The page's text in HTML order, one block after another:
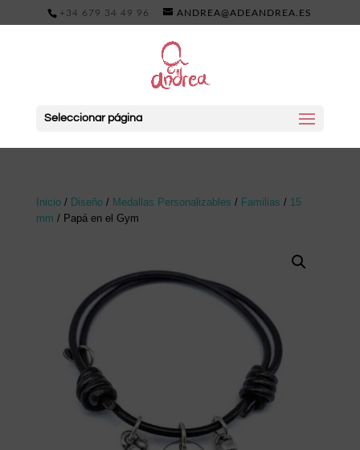
+34 679 34 49 96 ANDREA@ADEANDREA.ES
Seleccionar página
Inicio/ Diseño/ Medallas Personalizables / Familias / 15
mm / Papá en el Gym